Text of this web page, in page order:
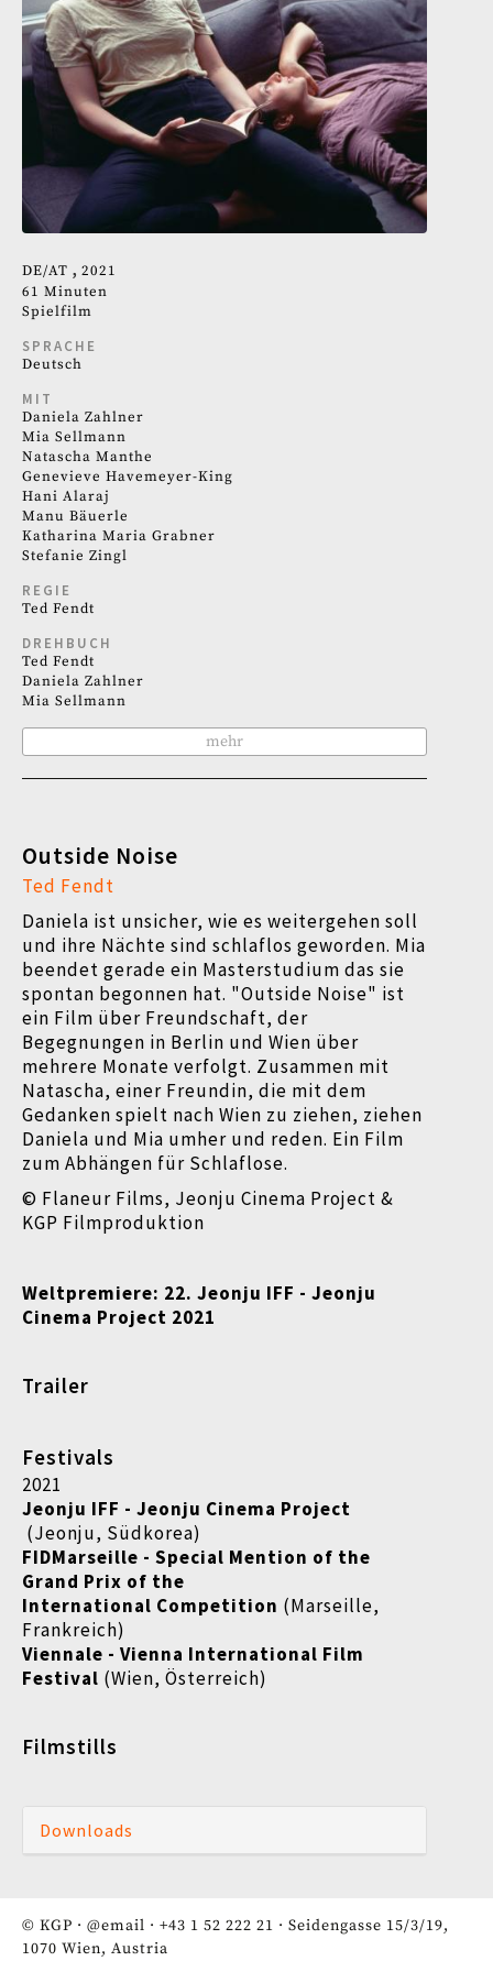
DE AT
2021
61 Minuten
Spielfilm
SPRACHE
Deutsch
MIT
Daniela Zahlner
Mia Sellmann
Natascha Manthe
Genevieve Havemeyer-King
Hani Alaraj
Manu Bäuerle
Katharina Maria Grabner
Stefanie Zingl
REGIE
Ted Fendt
DREHBUCH
Ted Fendt
Daniela Zahlner
Mia Sellmann
mehr
Outside Noise
Ted Fendt
Daniela ist unsicher, wie es weitergehen soll
und ihre Nächte sind schlaflos geworden. Mia
beendet gerade ein Masterstudium das sie
spontan begonnen hat. "Outside Noise" ist
ein Film über Freundschaft, der
Begegnungen in Berlin und Wien über
mehrere Monate verfolgt. Zusammen mit
Natascha, einer Freundin, die mit dem
Gedanken spielt nach Wien zu ziehen, ziehen
Daniela und Mia umher und reden. Ein Film
zum Abhängen für Schlaflose.
© Flaneur Films, Jeonju Cinema Project &
KGP Filmproduktion
Weltpremiere: 22. Jeonju IFF - Jeonju
Cinema Project 2021
Trailer
Festivals
2021
Jeonju IFF - Jeonju Cinema Project
(Jeonju, Südkorea)
FIDMarseille - Special Mention of the
Grand Prix of the
International Competition (Marseille,
Frankreich)
Viennale - Vienna International Film
Festival (Wien, Österreich)
Filmstills
Downloads
© KGP · @email · +43 1 52 222 21 · Seidengasse 15/3/19,
1070 Wien, Austria